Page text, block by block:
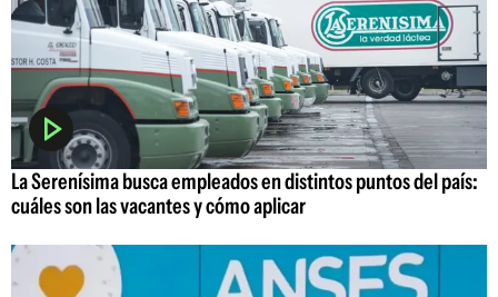
La Serenísima busca empleados en distintos puntos del país:
cuáles son las vacantes y cómo aplicar